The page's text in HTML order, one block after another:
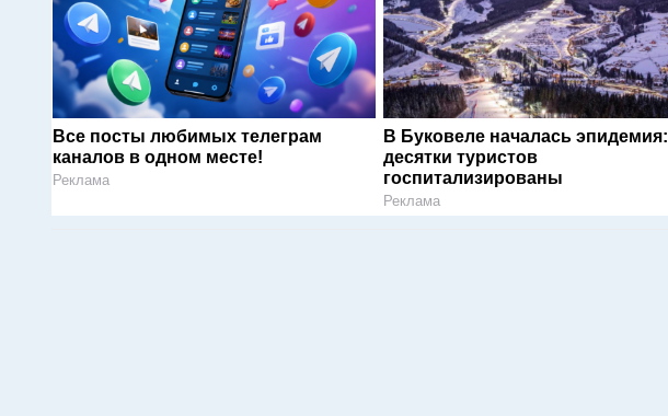
Все посты любимых телеграм
каналов в одном месте!
Реклама
В Буковеле началась эпидемия:
десятки туристов
госпитализированы
Реклама